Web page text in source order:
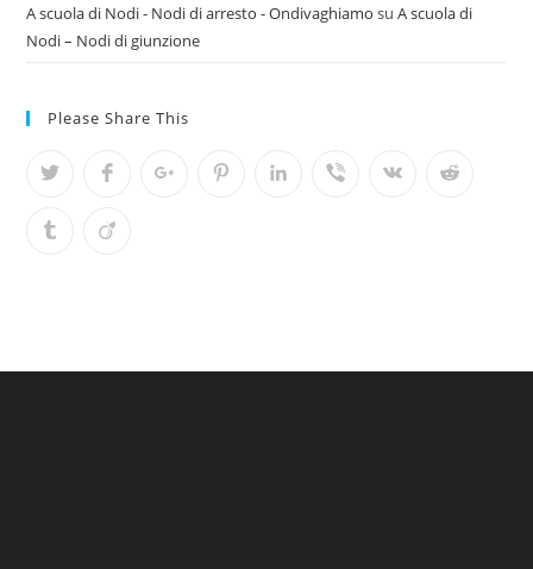
A scuola di Nodi - Nodi di arresto - Ondivaghiamo suA scuola di
Nodi – Nodi di giunzione
Please Share This